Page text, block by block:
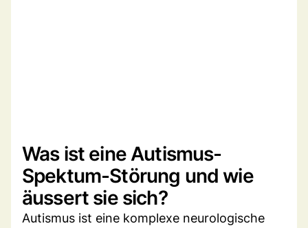
Was ist eine Autismus-
Spektum-Störung und wie
äussert sie sich?
Autismus ist eine komplexe neurologische